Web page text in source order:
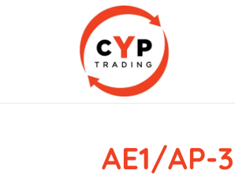
CYP Trading
AE1/AP-